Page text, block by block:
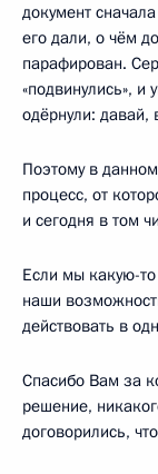
документ
его дали, о чём
парафирован.
«подвинулись»,
одёрнули: давай,
Поэтому в
процесс, от
и сегодня в том
Если мы какую-
наши
действовать в
Спасибо Вам за
решение,
договорились,